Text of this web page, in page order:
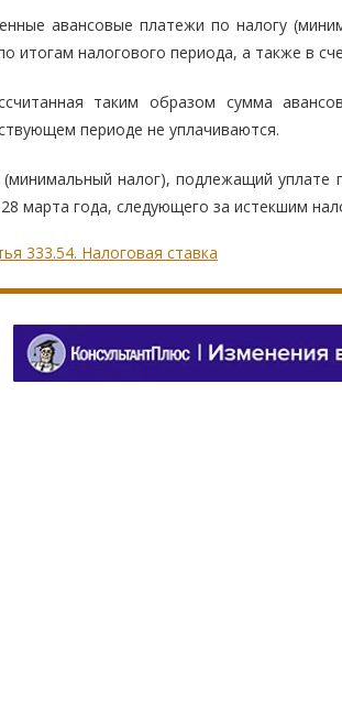
авансовые платежи по налогу
итогам налогового периода, а также в
таким образом сумма
периоде не уплачиваются.
налог), подлежащий уплате
марта года, следующего за истекшим
333.54. Налоговая ставка